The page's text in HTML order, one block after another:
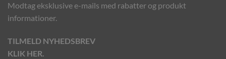
Modtag eksklusive e-mails med rabatter og produkt
informationer.
TILMELD NYHEDSBREV
KLIK HER.